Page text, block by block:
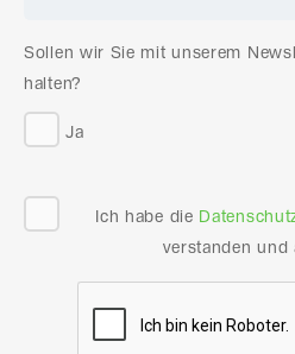
Sollen wir Sie mit unserem
halten?
Ja
Ich habe die
verstanden und